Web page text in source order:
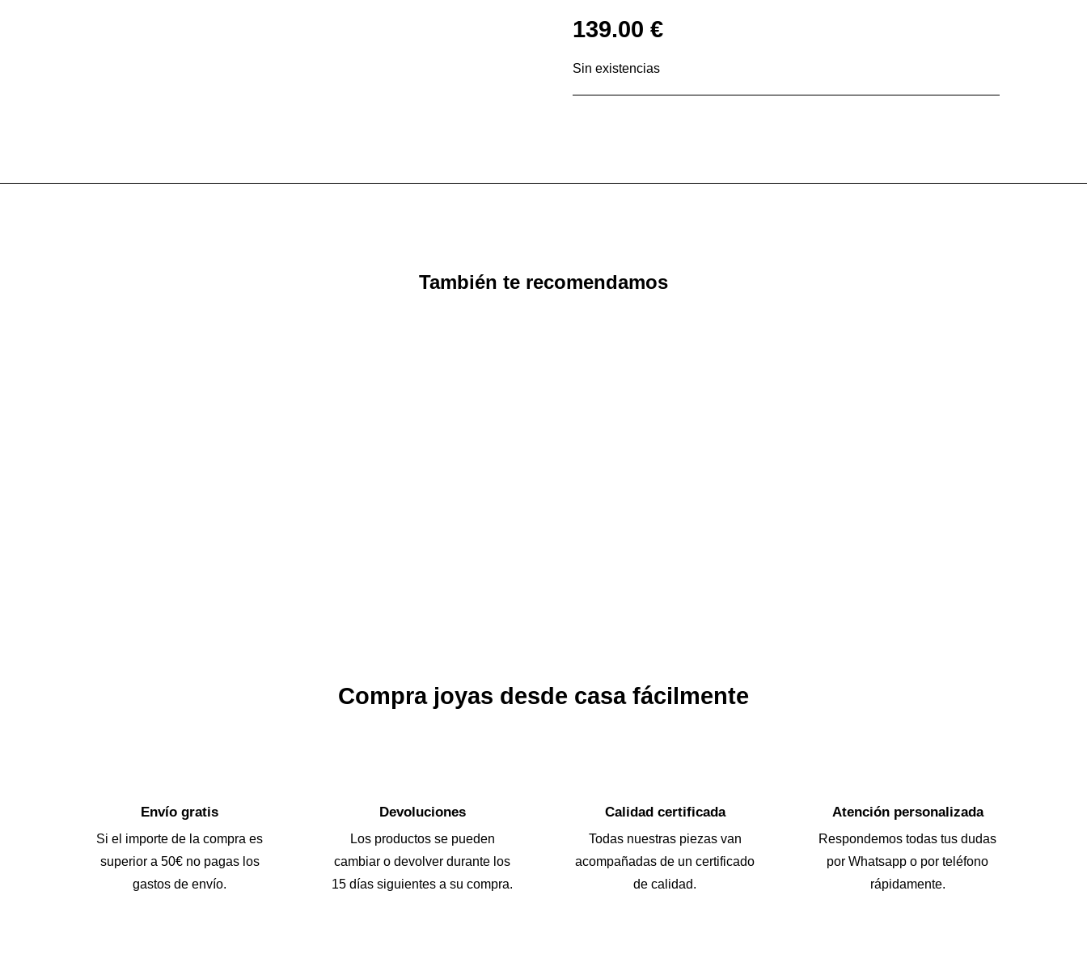
139.00 €
Sin existencias
También te recomendamos
Compra joyas desde casa fácilmente
Envío gratis
Si el importe de la compra es
superior a 50€ no pagas los
gastos de envío.
Devoluciones
Los productos se pueden
cambiar o devolver durante los
15 días siguientes a su compra.
Calidad certificada
Todas nuestras piezas van
acompañadas de un certificado
de calidad.
Atención personalizada
Respondemos todas tus dudas
por Whatsapp o por teléfono
rápidamente.